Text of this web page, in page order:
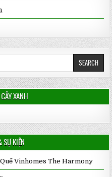
XANH
KIỆN
Vinhomes The Harmony